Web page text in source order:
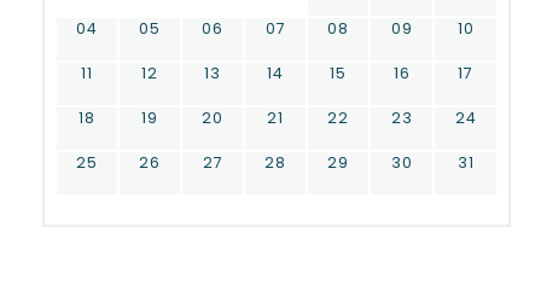
04 05 06 07 08 09 10
11 12 13 14 15 16 17
18 19 20 21 22 23 24
25 26 27 28 29 30 31